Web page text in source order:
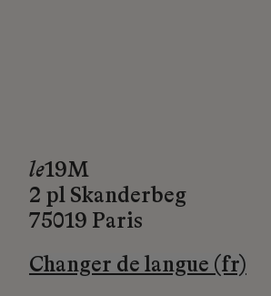
le19M
2 pl Skanderbeg
75019 Paris
Changer de langue (fr)